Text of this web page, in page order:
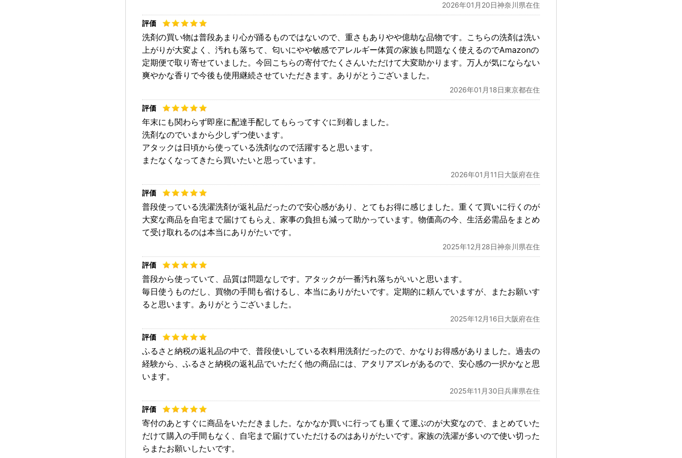
2026年01月20日神奈川県在住
洗剤の買い物は普段あまり心が踊るものではないので、重さもありやや億劫な品物です。こちらの洗剤は洗い
上がりが大変よく、汚れも落ちて、匂いにやや敏感でアレルギー体質の家族も問題なく使えるのでAmazonの
定期便で取り寄せていました。今回こちらの寄付でたくさんいただけて大変助かります。万人が気にならない
爽やかな香りで今後も使用継続させていただきます。ありがとうございました。
2026年01月18日東京都在住
年末にも関わらず即座に配達手配してもらってすぐに到着しました。
洗剤なのでいまから少しずつ使います。
アタックは日頃から使っている洗剤なので活躍すると思います。
またなくなってきたら買いたいと思っています。
2026年01月11日大阪府在住
普段使っている洗濯洗剤が返礼品だったので安心感があり、とてもお得に感じました。重くて買いに行くのが
大変な商品を自宅まで届けてもらえ、家事の負担も減って助かっています。物価高の今、生活必需品をまとめ
て受け取れるのは本当にありがたいです。
2025年12月28日神奈川県在住
普段から使っていて、品質は問題なしです。アタックが一番汚れ落ちがいいと思います。
毎日使うものだし、買物の手間も省けるし、本当にありがたいです。定期的に頼んでいますが、またお願いす
ると思います。ありがとうございました。
2025年12月16日大阪府在住
ふるさと納税の返礼品の中で、普段使いしている衣料用洗剤だったので、かなりお得感がありました。過去の
経験から、ふるさと納税の返礼品でいただく他の商品には、アタリアズレがあるので、安心感の一択かなと思
います。
2025年11月30日兵庫県在住
寄付のあとすぐに商品をいただきました。なかなか買いに行っても重くて運ぶのが大変なので、まとめていた
だけて購入の手間もなく、自宅まで届けていただけるのはありがたいです。家族の洗濯が多いので使い切った
らまたお願いしたいです。